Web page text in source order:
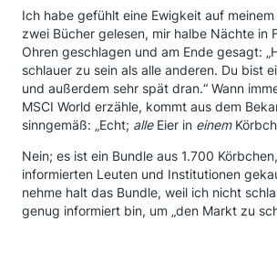
Ich habe gefühlt eine Ewigkeit auf meinem
zwei Bücher gelesen, mir halbe Nächte in
Ohren geschlagen und am Ende gesagt:
schlauer zu sein als alle anderen. Du bist
und außerdem sehr spät dran.“ Wann
MSCI World erzähle, kommt aus dem
sinngemäß: „Echt; alleEier in einem
Nein; es ist ein Bundle aus 1.700
informierten Leuten und Institutionen
nehme halt das Bundle, weil ich nicht
genug informiert bin, um „den Markt zu